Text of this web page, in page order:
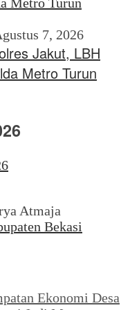
7, 2026
Jakut, LBH
Metro Turun